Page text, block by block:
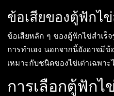
ข้อเสียของตู้ฟักไข่
ข้อเสียหลัก ๆ ของตู้ฟักไข่สำเร็
การทำเอง นอกจากนี้ยังอาจมีข้
เหมาะกับชนิดของไข่เต่าเฉพาะ
การเลือกตู้ฟักไ